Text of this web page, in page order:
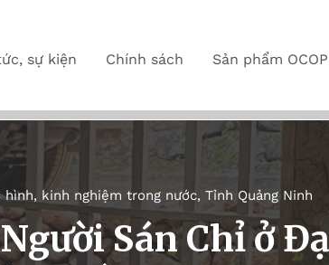
sự kiện Chính sách Sản phẩm OCOP
hình, kinh nghiệm trong nước, Tỉnh Quảng Ninh
Sán Chỉ ở